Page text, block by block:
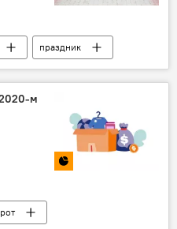
праздник
2020-м